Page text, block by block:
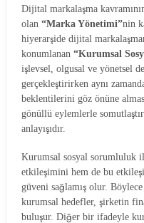
Dijital markalaşma
olan “Marka Yönetimi”nin
hiyerarşide dijital
konumlanan “Kurumsal
işlevsel, olgusal ve yönetsel
gerçekleştirirken aynı
beklentilerini göz önüne
gönüllü eylemlerle
anlayışıdır.
Kurumsal sosyal sorumluluk
etkileşimini hem de bu
güveni sağlamış olur.
kurumsal hedefler, şirketin
buluşur. Diğer bir ifadeyle